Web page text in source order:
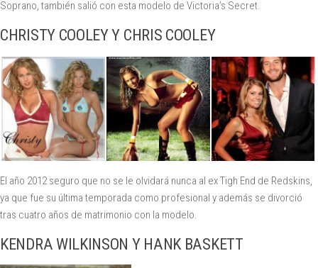
Soprano, también salió con esta modelo de Victoria’s Secret.
CHRISTY COOLEY Y CHRIS COOLEY
El año 2012 seguro que no se le olvidará nunca al ex Tigh End de Redskins,
ya que fue su última temporada como profesional y además se divorció
tras cuatro años de matrimonio con la modelo.
KENDRA WILKINSON Y HANK BASKETT